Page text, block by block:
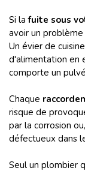
Si lafuite sous
avoir un problème
Un évier de
d'alimentation en
comporte un
Chaque
risque de
par la corrosion
défectueux dans
Seul un plombier